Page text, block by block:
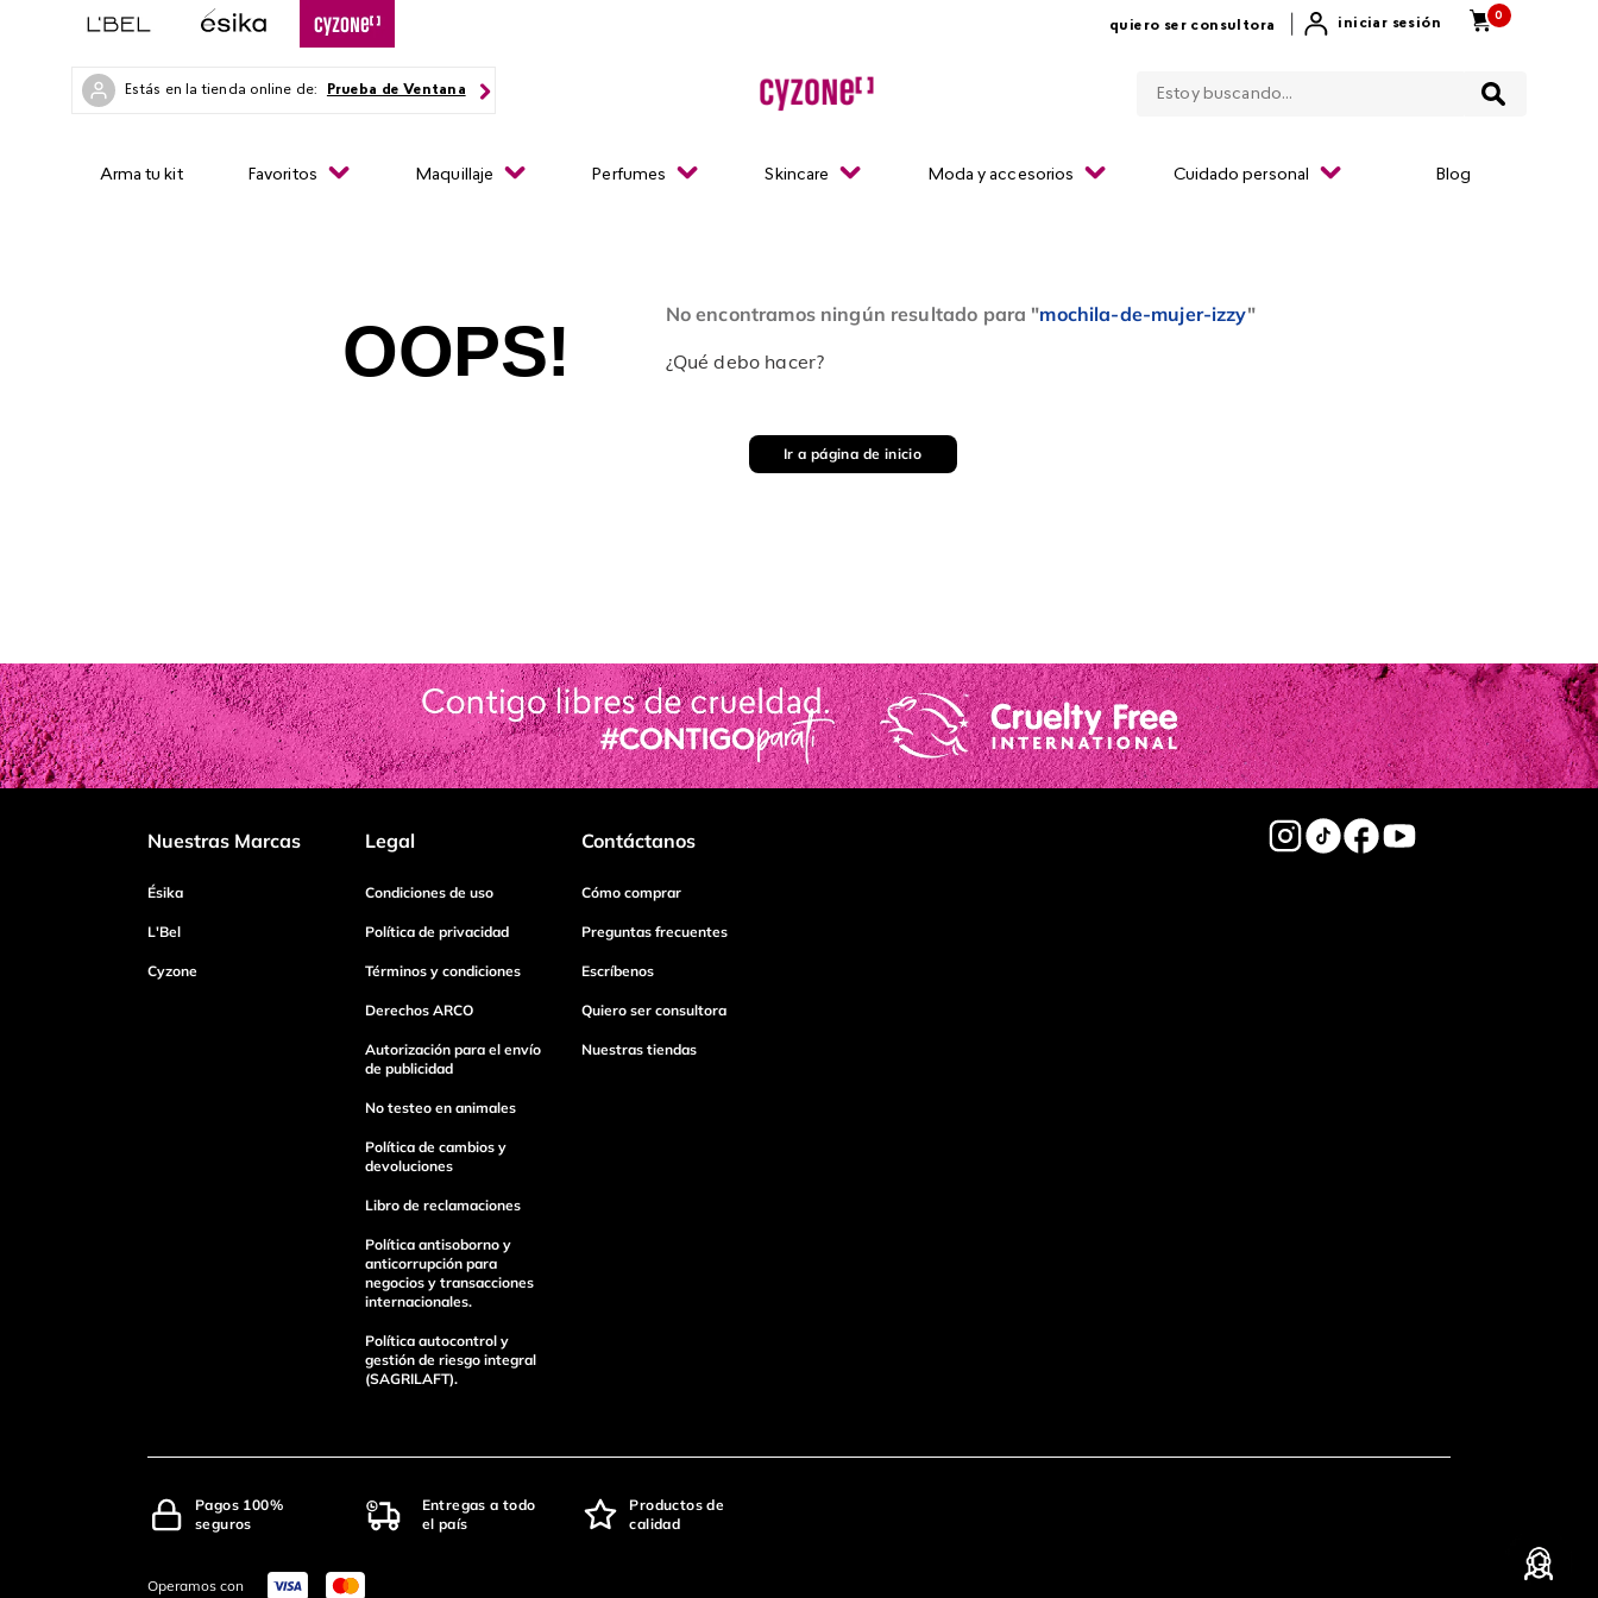
quiero ser consultora iniciar sesión
0
Estás en la tienda online de: Prueba de Ventana
Arma tu kit Favoritos Maquillaje Perfumes Skincare Moda y accesorios Cuidado personal Blog
OOPS! No encontramos ningún resultado para "mochila-de-mujer-izzy"
¿Qué debo hacer?
Ir a página de inicio
Nuestras Marcas
Ésika
L'Bel
Cyzone
Legal
Condiciones de uso
Política de privacidad
Términos y condiciones
Derechos ARCO
Autorización para el envío
de publicidad
No testeo en animales
Política de cambios y
devoluciones
Libro de reclamaciones
Política antisoborno y
anticorrupción para
negocios y transacciones
internacionales.
Política autocontrol y
gestión de riesgo integral
(SAGRILAFT).
Contáctanos
Cómo comprar
Preguntas frecuentes
Escríbenos
Quiero ser consultora
Nuestras tiendas
Pagos 100%
seguros
Entregas a todo
el país
Productos de
calidad
Operamos con